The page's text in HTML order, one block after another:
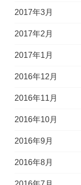
2017年3月
2017年2月
2017年1月
2016年12月
2016年11月
2016年10月
2016年9月
2016年8月